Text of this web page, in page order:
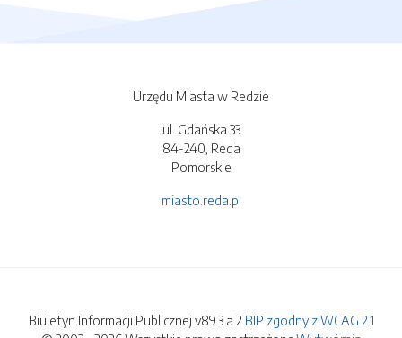
Urzędu Miasta w Redzie
ul. Gdańska 33
84-240, Reda
Pomorskie
miasto.reda.pl
Biuletyn Informacji Publicznej v89.3.a.2 BIP zgodny z WCAG 2.1